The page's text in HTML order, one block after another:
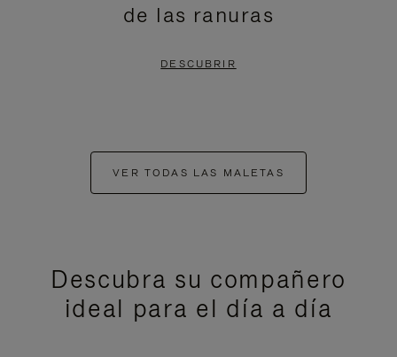
de las ranuras
DESCUBRIR
VER TODAS LAS MALETAS
Descubra su compañero
ideal para el día a día